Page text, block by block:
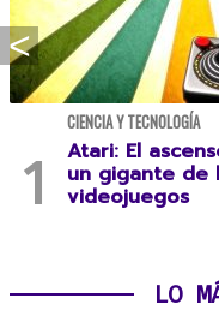
CIENCIA Y TECNOLOGÍA
Atari: El
un gigante de
videojuegos
LO